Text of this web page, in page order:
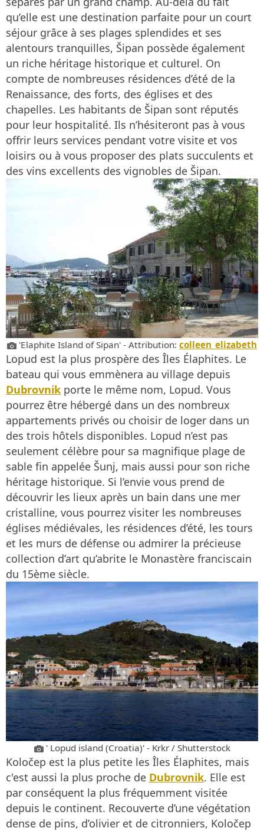
qu’elle est une destination parfaite pour un court
séjour grâce à ses plages splendides et ses
alentours tranquilles, Šipan possède également
un riche héritage historique et culturel. On
compte de nombreuses résidences d’été de la
Renaissance, des forts, des églises et des
chapelles. Les habitants de Šipan sont réputés
pour leur hospitalité. Ils n’hésiteront pas à vous
offrir leurs services pendant votre visite et vos
loisirs ou à vous proposer des plats succulents et
des vins excellents des vignobles de Šipan.
'Elaphite Island of Sipan' - Attribution: colleen_elizabeth
Lopud est la plus prospère des Îles Élaphites. Le
bateau qui vous emmènera au village depuis
Dubrovnik porte le même nom, Lopud. Vous
pourrez être hébergé dans un des nombreux
appartements privés ou choisir de loger dans un
des trois hôtels disponibles. Lopud n’est pas
seulement célèbre pour sa magnifique plage de
sable fin appelée Šunj, mais aussi pour son riche
héritage historique. Si l’envie vous prend de
découvrir les lieux après un bain dans une mer
cristalline, vous pourrez visiter les nombreuses
églises médiévales, les résidences d’été, les tours
et les murs de défense ou admirer la précieuse
collection d’art qu’abrite le Monastère franciscain
du 15ème siècle.
' Lopud island (Croatia)' - Krkr / Shutterstock
Koločep est la plus petite les Îles Élaphites, mais
c'est aussi la plus proche de Dubrovnik. Elle est
par conséquent la plus fréquemment visitée
depuis le continent. Recouverte d’une végétation
dense de pins, d’olivier et de citronniers, Koločep